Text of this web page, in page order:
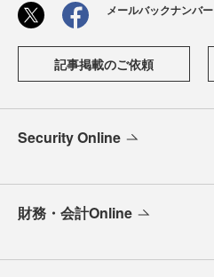
メールバックナンバー
記事掲載のご依頼
Security Online
財務・会計Online